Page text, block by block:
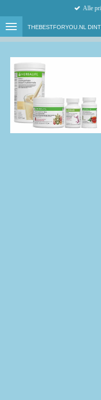
naar
de
THEBESTFORYOU.NL DINTELOORD DIT IS DE WEBSITE
Alle